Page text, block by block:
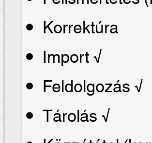
Korrektúra
Import √
Feldolgozás √
Tárolás √